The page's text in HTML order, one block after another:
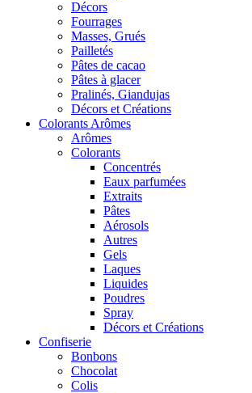
Décors
Fourrages
Masses, Grués
Pailletés
Pâtes de cacao
Pâtes à glacer
Pralinés, Giandujas
Décors et Créations
Colorants Arômes
Arômes
Colorants
Concentrés
Eaux parfumées
Extraits
Pâtes
Aérosols
Autres
Gels
Laques
Liquides
Poudres
Spray
Décors et Créations
Confiserie
Bonbons
Chocolat
Colis